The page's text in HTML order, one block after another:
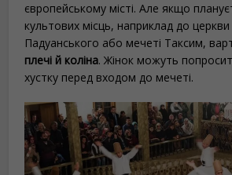
європейському місті. Але якщо
культових місць, наприклад до
Падуанського або мечеті Таксим,
плечі й коліна. Жінок можуть
хустку перед входом до мечеті.